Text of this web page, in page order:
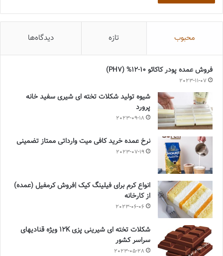
محبوب تازه دیدگاه‌ها
فروش عمده پودر کاکائو 10-12% (PH7)
2023-11-07
شیوه تولید شکلات تخته ای شیری سفید خانه
پرورد
2023-09-18
نرخ عمده خرید کافی میت وارداتی ممتاز تضمینی
2023-07-19
انواع کرم برای فیلینگ کیک |فروش کرمفیل (عمده)
از کارخانه
2023-06-06
شکلات تخته ای شیرینی پزی 12K ویژه قنادیهای
سراسر کشور
2023-05-28